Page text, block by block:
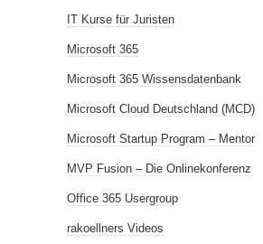
IT Kurse für Juristen
Microsoft 365
Microsoft 365 Wissensdatenbank
Microsoft Cloud Deutschland (MCD)
Microsoft Startup Program – Mentor
MVP Fusion – Die Onlinekonferenz
Office 365 Usergroup
rakoellners Videos